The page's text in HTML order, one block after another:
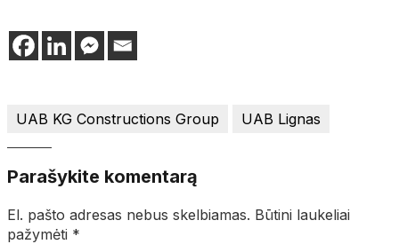
UAB KG Constructions Group UAB Lignas
Parašykite komentarą
El. pašto adresas nebus skelbiamas. Būtini laukeliai
pažymėti *